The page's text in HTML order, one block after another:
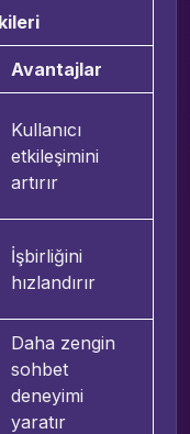
Avantajlar
Kullanıcı
etkileşimini
artırır
İşbirliğini
hızlandırır
Daha zengin
sohbet
deneyimi
yaratır